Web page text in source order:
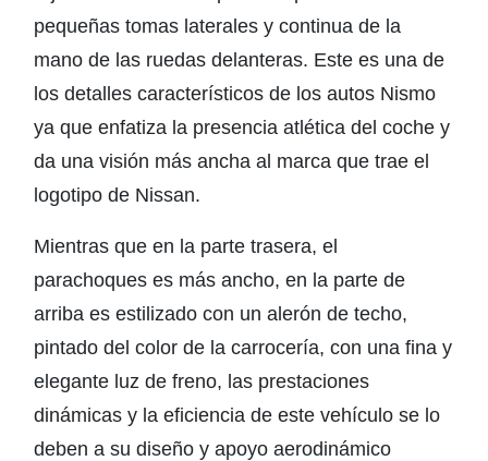
pequeñas tomas laterales y continua de la
mano de las ruedas delanteras. Este es una de
los detalles característicos de los autos Nismo
ya que enfatiza la presencia atlética del coche y
da una visión más ancha al marca que trae el
logotipo de Nissan.
Mientras que en la parte trasera, el
parachoques es más ancho, en la parte de
arriba es estilizado con un alerón de techo,
pintado del color de la carrocería, con una fina y
elegante luz de freno, las prestaciones
dinámicas y la eficiencia de este vehículo se lo
deben a su diseño y apoyo aerodinámico